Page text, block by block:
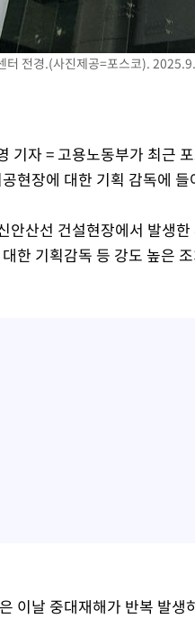
터 전경.(사진제공=포스코).
기자 = 고용노동부가 최근
현장에 대한 기획 감독에 들
안산선 건설현장에서 발생
한 기획감독 등 강도 높은
이날 중대재해가 반복 발